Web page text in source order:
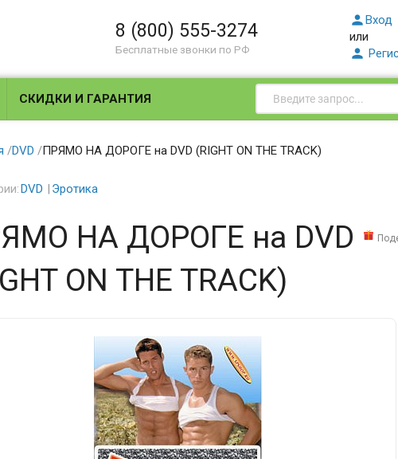
8 (800) 555-3274
Бесплатные звонки по РФ
Вход
или

СКИДКИ И ГАРАНТИЯ
/DVD /ПРЯМО НА ДОРОГЕ на DVD (RIGHT ON THE TRACK)
DVD Эротика
НА ДОРОГЕ на DVD
ON THE TRACK)